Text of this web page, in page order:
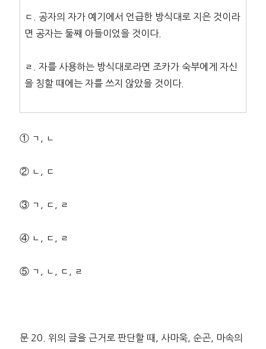
ㄷ. 공자의 자가 예기에서 언급한 방식대로 지은 것이라
면 공자는 둘째 아들이었을 것이다.
ㄹ. 자를 사용하는 방식대로라면 조카가 숙부에게 자신
을 칭할 때에는 자를 쓰지 않았을 것이다.
① ㄱ, ㄴ
② ㄴ, ㄷ
③ ㄱ, ㄷ, ㄹ
④ ㄴ, ㄷ, ㄹ
⑤ ㄱ, ㄴ, ㄷ, ㄹ
문 20. 위의 글을 근거로 판단할 때, 사마욱, 순곤, 마속의